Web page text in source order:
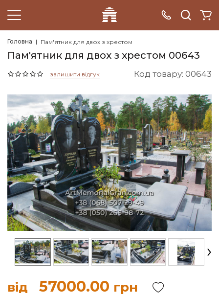
Головна Пам'ятник для двох з хрестом
Пам'ятник для двох з хрестом 00643
залишити відгук Код товару: 00643
від 57000.00 грн